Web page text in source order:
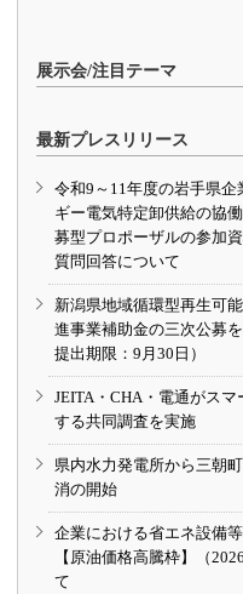
展示会/注目テーマ
最新プレスリリース
令和9～11年度の岩手県
ギー電気特定卸供給の協
募型プロポーザルの参加
質問回答について
新潟県地域循環型再生可
進事業補助金の三次公募
提出期限：9月30日）
JEITA・CHA・電通がス
する共同調査を実施
県内水力発電所から三朝
消の開始
企業における省エネ設備
【原油価格高騰枠】（
て